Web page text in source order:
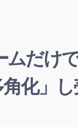
ムだけ
化」